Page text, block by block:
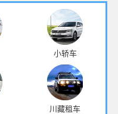
小轿车
川藏租车